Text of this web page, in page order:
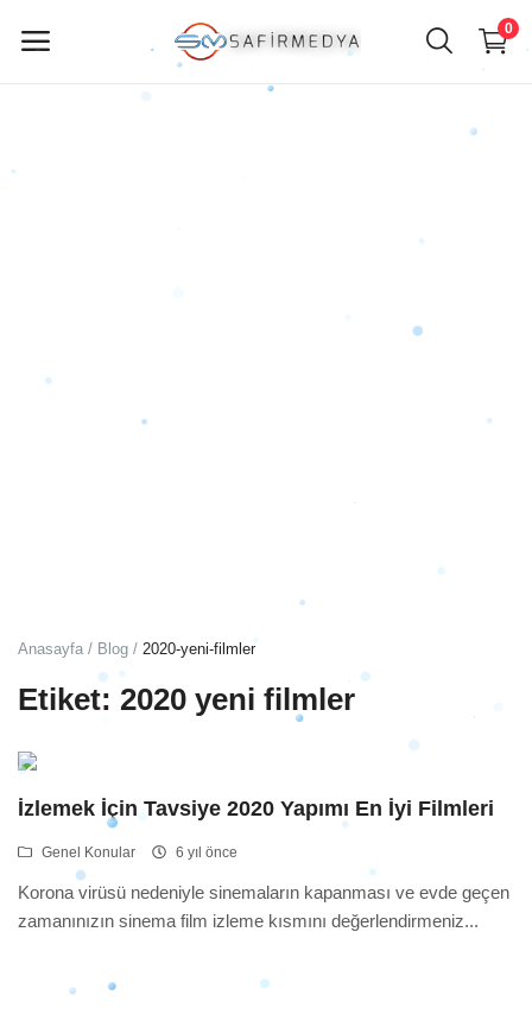
0
Türkçe TRY (₺)
Anasayfa Blog 2020-yeni-filmler
Etiket: 2020 yeni filmler
İzlemek İçin Tavsiye 2020 Yapımı En İyi Filmleri
Genel Konular 6 yıl önce
Korona virüsü nedeniyle sinemaların kapanması ve evde geçen
zamanınızın sinema film izleme kısmını değerlendirmeniz...